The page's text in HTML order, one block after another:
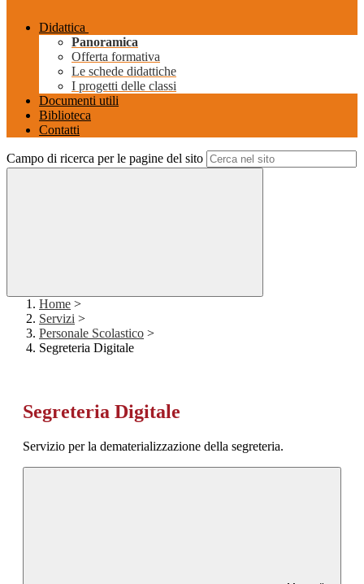
Didattica
Panoramica
Offerta formativa
Le schede didattiche
I progetti delle classi
Documenti utili
Biblioteca
Contatti
Campo di ricerca per le pagine del sito
Home >
Servizi >
Personale Scolastico >
Segreteria Digitale
Segreteria Digitale
Servizio per la dematerializzazione della segreteria.